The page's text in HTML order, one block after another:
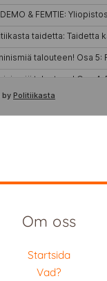
Om oss
Startsida
Vad?